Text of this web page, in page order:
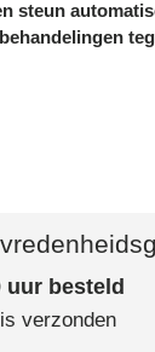
steun
uur besteld
verzonden